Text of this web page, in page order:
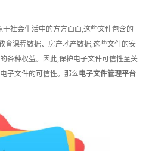
社会生活中的方方面面,这些文件包含的
育课程数据、房产地产数据,这些文件的安
各种权益。因此,保护电子文件可信性至关
子文件的可信性。那么电子文件管理平台